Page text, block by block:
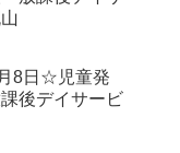
山
8日☆児童発
後デイサービ